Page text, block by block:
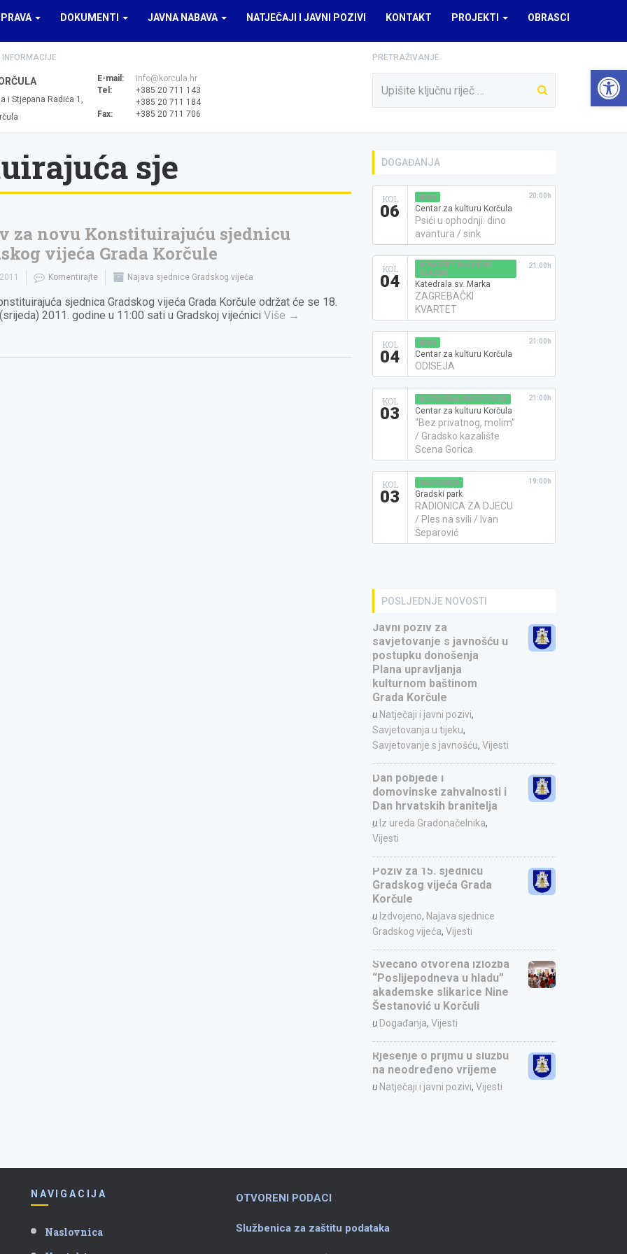
DOKUMENTI JAVNA NABAVA NATJEČAJI I JAVNI POZIVI KONTAKT PROJEKTI OBRASCI
INFORMACIJE
i Stjepana Radića 1,
E-mail:
info@korcula.hr
Tel:
+385 20 711 143
+385 20 711 184
Fax:
+385 20 711 706
PRETRAŽIVANJE
sje
za novu Konstituirajuću sjednicu
vijeća Grada Korčule
Komentirajte Najava sjednice Gradskog vijeća
sjednica Gradskog vijeća Grada Korčule održat će se 18.
2011. godine u 11:00 sati u Gradskoj vijećniciViše →
DOGAĐANJA
KOL
06
KINO
Centar za kulturu Korčula
Psići u ophodnji: dino
avantura / sink
20:00h
KOL
04
KONCERT KLASIČNE
GLAZBE
Katedrala sv. Marka
ZAGREBAČKI
KVARTET
21:00h
KOL
04
KINO
Centar za kulturu Korčula
ODISEJA
21:00h
KOL
03
KAZALIŠNA PREDSTAVA
Centar za kulturu Korčula
“Bez privatnog, molim”
/ Gradsko kazalište
Scena Gorica
21:00h
KOL
03
RADIONICA
Gradski park
RADIONICA ZA DJECU
/ Ples na svili / Ivan
Šeparović
19:00h
POSLJEDNJE NOVOSTI
Javni poziv za
savjetovanje s javnošću u
postupku donošenja
Plana upravljanja
kulturnom baštinom
Grada Korčule
u Natječaji i javni pozivi,
Savjetovanja u tijeku,
Savjetovanje s javnošću, Vijesti
Dan pobjede i
domovinske zahvalnosti i
Dan hrvatskih branitelja
u Iz ureda Gradonačelnika,
Vijesti
Poziv za 15. sjednicu
Gradskog vijeća Grada
Korčule
u Izdvojeno, Najava sjednice
Gradskog vijeća, Vijesti
Svečano otvorena izložba
“Poslijepodneva u hladu”
akademske slikarice Nine
Šestanović u Korčuli
u Događanja, Vijesti
Rješenje o prijmu u službu
na neodređeno vrijeme
u Natječaji i javni pozivi, Vijesti
NAVIGACIJA
Naslovnica
OTVORENI PODACI
Službenica za zaštitu podataka